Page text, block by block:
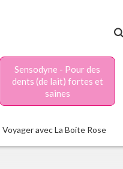
Sensodyne - Pour des
dents (de lait) fortes et
saines
Voyager avec La Boite Rose